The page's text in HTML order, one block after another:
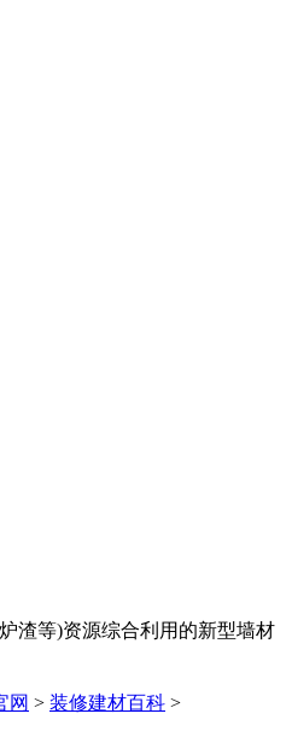
渣等)资源综合利用的新型墙材
网 > 装修建材百科 >